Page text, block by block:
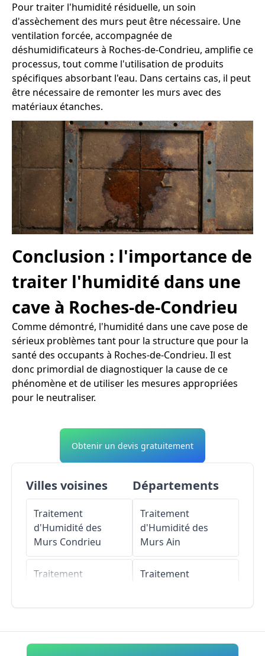
Pour traiter l'humidité résiduelle, un soin
d'assèchement des murs peut être nécessaire. Une
ventilation forcée, accompagnée de
déshumidificateurs à Roches-de-Condrieu, amplifie ce
processus, tout comme l'utilisation de produits
spécifiques absorbant l'eau. Dans certains cas, il peut
être nécessaire de remonter les murs avec des
matériaux étanches.
Conclusion : l'importance de
traiter l'humidité dans une
cave à Roches-de-Condrieu
Comme démontré, l'humidité dans une cave pose de
sérieux problèmes tant pour la structure que pour la
santé des occupants à Roches-de-Condrieu. Il est
donc primordial de diagnostiquer la cause de ce
phénomène et de utiliser les mesures appropriées
pour le neutraliser.
Obtenir un devis gratuitement
Villes voisines
Traitement
d'Humidité des
Murs Condrieu
Traitement
Traitement
Départements
Traitement
d'Humidité des
Murs Ain
Traitement
Traitement
d'Humidité des